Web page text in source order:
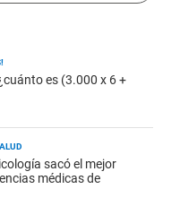
es (3.000 x 6 +
sacó el mejor
médicas de